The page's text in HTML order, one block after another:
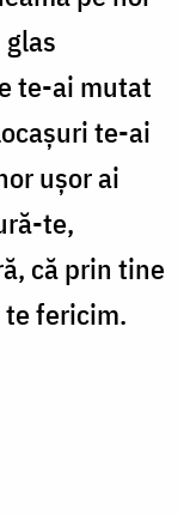
glas
te-ai mutat
te-ai
uşor ai
te,
că prin tine
fericim.